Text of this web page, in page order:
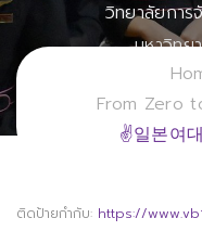
วิทยาลัยการ
มหาวิทย
From Zero
✌일본여
ติดป้ายกำกับ: https://